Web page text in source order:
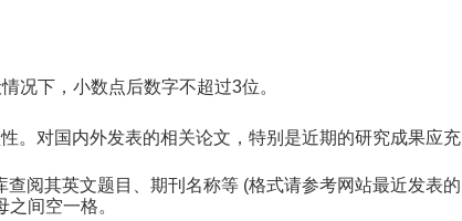
况下，小数点后数字不超过3位。
。对国内外发表的相关论文，特别是近期的研究成果应充
查阅其英文题目、期刊名称等 (格式请参考网站最近发表的
间空一格。